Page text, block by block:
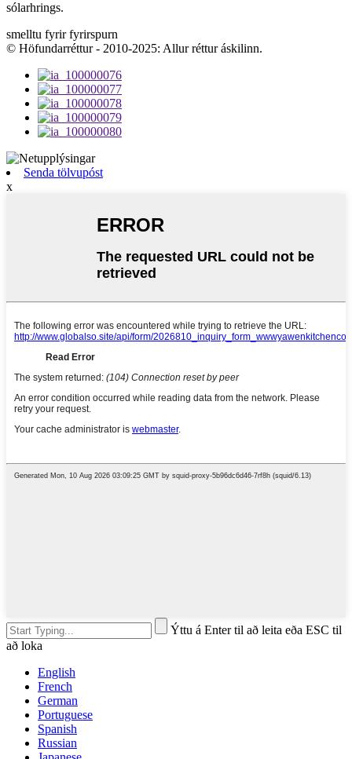
sólarhrings.
smelltu fyrir fyrirspurn
© Höfundarréttur - 2010-2025: Allur réttur áskilinn.
Senda tölvupóst
x
Ýttu á Enter til að leita eða ESC til
að loka
English
French
German
Portuguese
Spanish
Russian